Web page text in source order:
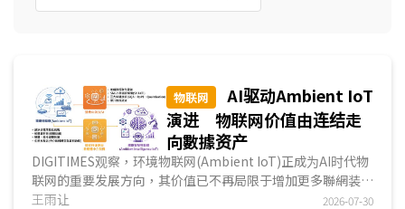
物联网
AI驱动Ambient IoT
演进 物联网价值由连结走
向數據资产
DIGITIMES观察，环境物联网(Ambient IoT)正成为AI时代物
联网的重要发展方向，其价值已不再局限于增加更多聯網装
置，而是重新定义企业建立、治理及运用數據资产的方式。随
王雨让 2026-07-30